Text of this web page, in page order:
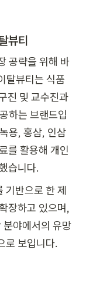
뷰티
공략을 위해 바
탈뷰티는 식품
진 및 교수진과
하는 브랜드입
용, 홍삼, 인삼
를 활용해 개인
습니다.
기반으로 한 제
장하고 있으며,
분야에서의 유망
로 보입니다.